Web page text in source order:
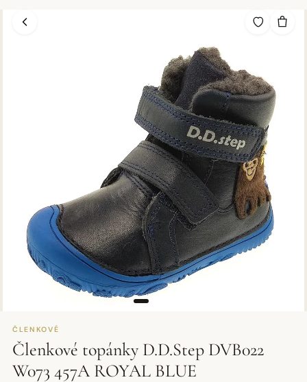
ČLENKOVÉ
Členkové topánky D.D.Step DVB022
W073 457A ROYAL BLUE